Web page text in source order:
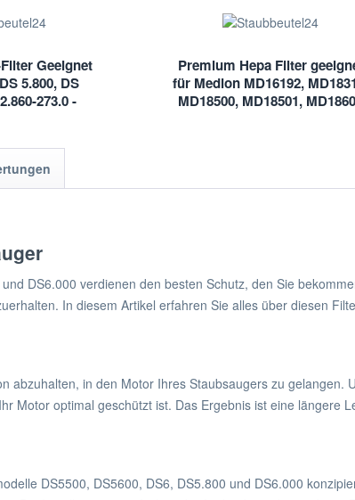
Geeignet
5.800, DS
273.0 -
Premium Hepa Filter
für Medion MD16192,
MD18500, MD18501,
DS6.000 verdienen den besten Schutz, den Sie
In diesem Artikel erfahren Sie alles über diesen
abzuhalten, in den Motor Ihres Staubsaugers zu
Motor optimal geschützt ist. Das Ergebnis ist eine längere
DS5500, DS5600, DS6, DS5.800 und DS6.000